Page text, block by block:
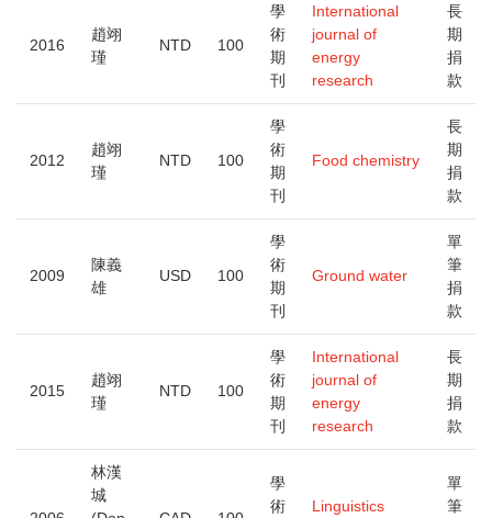
2016
趙翊
瑾
NTD 100
學
術
期
刊
International
journal of
energy
research
長
期
捐
款
2012
趙翊
瑾
NTD 100
學
術
期
刊
Food chemistry
長
期
捐
款
2009
陳義
雄
USD 100
學
術
期
刊
Ground water
單
筆
捐
款
2015
趙翊
瑾
NTD 100
學
術
期
刊
International
journal of
energy
research
長
期
捐
款
林漢
城
學
術
Linguistics
單
筆